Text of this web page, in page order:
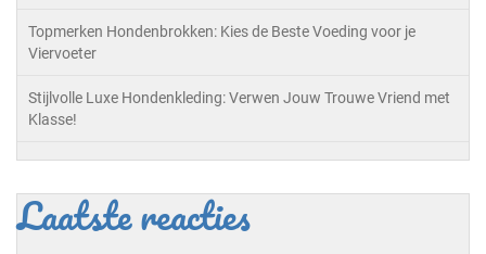
Topmerken Hondenbrokken: Kies de Beste Voeding voor je
Viervoeter
Stijlvolle Luxe Hondenkleding: Verwen Jouw Trouwe Vriend met
Klasse!
Laatste reacties